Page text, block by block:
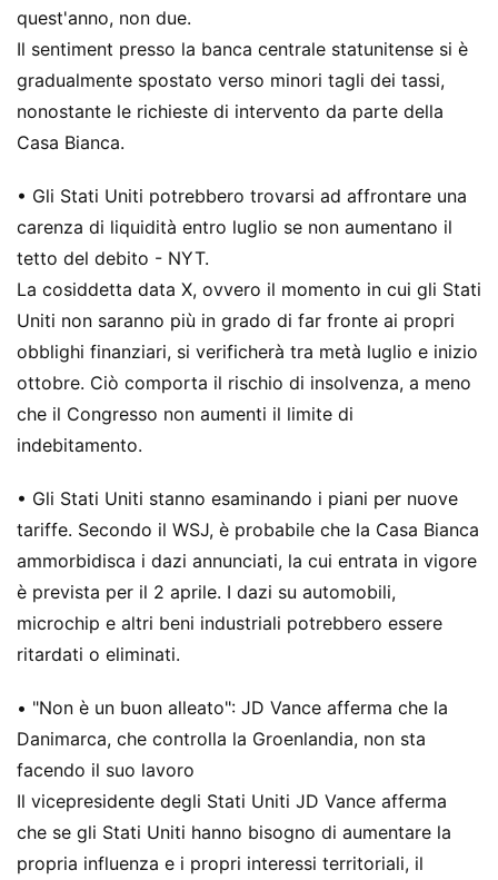
quest'anno, non due.
Il sentiment presso la banca centrale statunitense si è
gradualmente spostato verso minori tagli dei tassi,
nonostante le richieste di intervento da parte della
Casa Bianca.
• Gli Stati Uniti potrebbero trovarsi ad affrontare una
carenza di liquidità entro luglio se non aumentano il
tetto del debito - NYT.
La cosiddetta data X, ovvero il momento in cui gli Stati
Uniti non saranno più in grado di far fronte ai propri
obblighi finanziari, si verificherà tra metà luglio e inizio
ottobre. Ciò comporta il rischio di insolvenza, a meno
che il Congresso non aumenti il ​​limite di
indebitamento.
• Gli Stati Uniti stanno esaminando i piani per nuove
tariffe. Secondo il WSJ, è probabile che la Casa Bianca
ammorbidisca i dazi annunciati, la cui entrata in vigore
è prevista per il 2 aprile. I dazi su automobili,
microchip e altri beni industriali potrebbero essere
ritardati o eliminati.
• "Non è un buon alleato": JD Vance afferma che la
Danimarca, che controlla la Groenlandia, non sta
facendo il suo lavoro
Il vicepresidente degli Stati Uniti JD Vance afferma
che se gli Stati Uniti hanno bisogno di aumentare la
propria influenza e i propri interessi territoriali, il